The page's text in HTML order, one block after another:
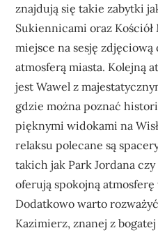
znajdują się takie zabytki
Sukiennicami oraz Kościół
miejsce na sesję
atmosferą miasta. Kolejną
jest Wawel z
gdzie można poznać
pięknymi widokami na
relaksu polecane są
takich jak Park Jordana
oferują spokojną
Dodatkowo warto
Kazimierz, znanej z